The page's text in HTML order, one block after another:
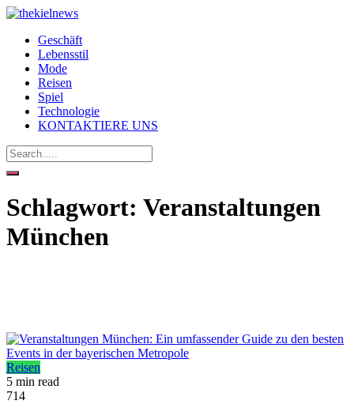
Geschäft
Lebensstil
Mode
Reisen
Spiel
Technologie
KONTAKTIERE UNS
Schlagwort: Veranstaltungen
München
Reisen
5 min read
714